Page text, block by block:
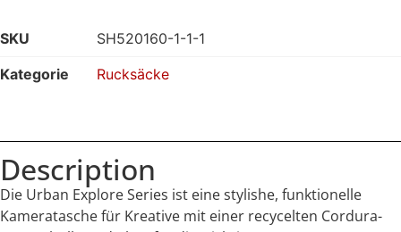
SKU
SH520160-1-1-1
Kategorie
Rucksäcke
Description
Die Urban Explore Series ist eine stylishe, funktionelle
Kameratasche für Kreative mit einer recycelten Cordura-